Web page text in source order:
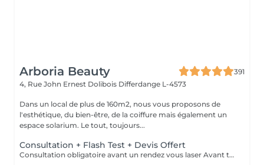
Arboria Beauty
391
4, Rue John Ernest Dolibois Differdange L-4573
Dans un local de plus de 160m2, nous vous proposons de
l'esthétique, du bien-être, de la coiffure mais également un
espace solarium. Le tout, toujours...
Consultation + Flash Test + Devis Offert
Consultation obligatoire avant un rendez vous laser Avant tout traitement, nous vous proposons gratuitement un rendez-vous d'information afin de vous apporter toutes les explications utiles et évaluer vos besoins spécifiques. Un flash test est effectué et un devis personnalisé vous est proposé.